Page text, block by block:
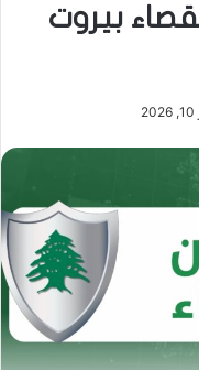
بيروت